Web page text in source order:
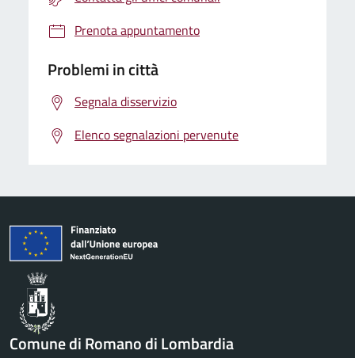
Prenota appuntamento
Problemi in città
Segnala disservizio
Elenco segnalazioni pervenute
Comune di Romano di Lombardia